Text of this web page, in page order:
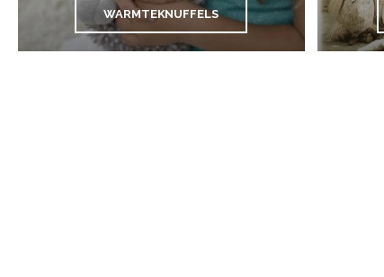
WARMTEKNUFFELS